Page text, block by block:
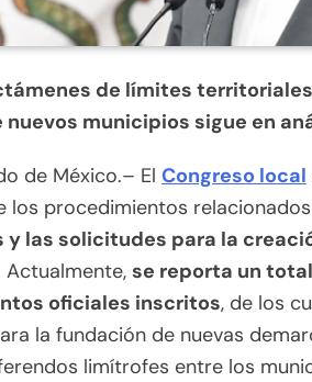
de límites
nuevos municipios sigue en
de México.– El Congreso local
los procedimientos
las solicitudes para la
Actualmente, se reporta un
oficiales inscritos, de los
la fundación de nuevas
limítrofes entre los